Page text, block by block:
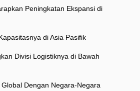
Peningkatan Ekspansi di
di Asia Pasifik
Divisi Logistiknya di Bawah
Dengan Negara-Negara